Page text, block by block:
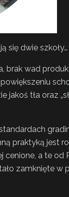
się dwie szkoły…
brak wad
tła oraz
praktyką jest
a te od
zamknięte w